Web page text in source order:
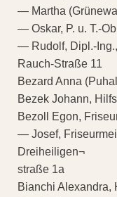
— Martha
— Oskar, P. u. T.-
— Rudolf, Dipl.-
Rauch-Straße 11
Bezard Anna
Bezek Johann,
Bezoll Egon,
— Josef,
Dreiheiligen¬
straße 1a
Bianchi Alexandra,